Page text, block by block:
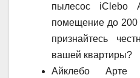
пылесос iClebo
помещение до 200
признайтесь
вашей квартиры?
Айклебо Арте